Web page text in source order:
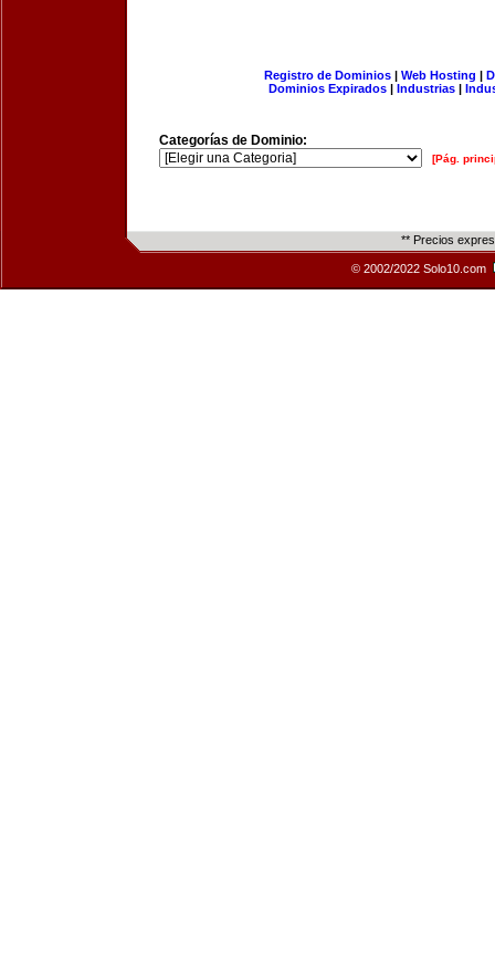
Registro de Dominios| Web Hosting |
Dominios Expirados | Industrias |
Categorías de Dominio:
[Pág.
** Precios
© 2002/2022 Solo10.com